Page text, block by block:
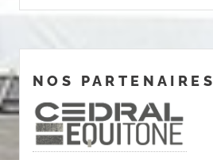
NOS PARTENAIRES